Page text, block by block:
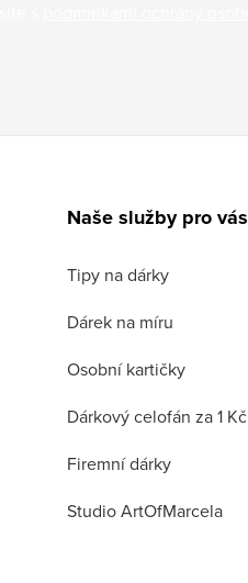
Naše služby pro vás
Tipy na dárky
Dárek na míru
Osobní kartičky
Dárkový celofán za 1 Kč
Firemní dárky
Studio ArtOfMarcela